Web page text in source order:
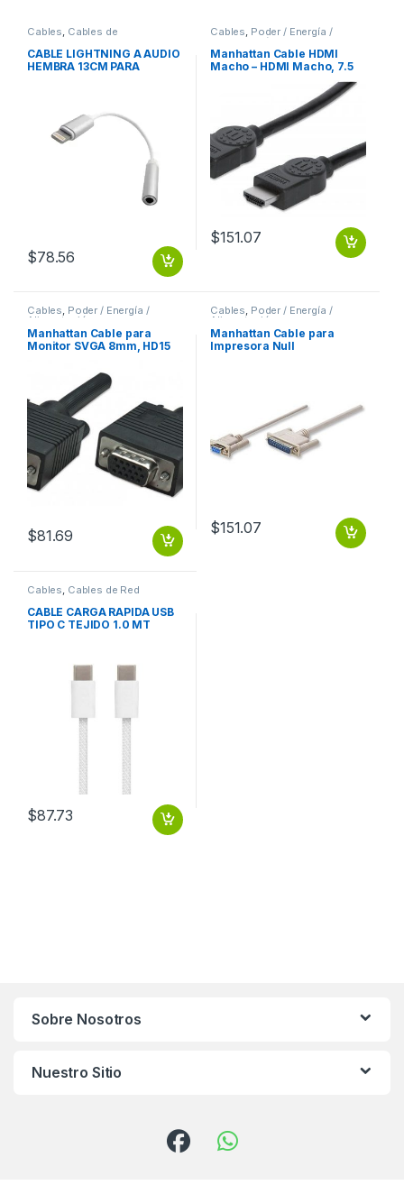
Cables Cables de
Computadora
CABLE LIGHTNING A AUDIO
HEMBRA 13CM PARA
$78.56
Cables Poder / Energía /
Alimentación
Manhattan Cable HDMI
Macho – HDMI Macho, 7.5
$151.07
Cables, Poder / Energía /
Alimentación
Manhattan Cable para
Monitor SVGA 8mm, HD15
Metros, Negro 8MM
MACHO-HEMBRA MONITOR
PROYECTOR
$81.69
Cables, Poder / Energía /
Alimentación
Manhattan Cable para
Impresora Null
$151.07
Cables Cables de Red
CABLE CARGA RAPIDA USB
TIPO C TEJIDO 1.0 MT
$87.73
Sobre Nosotros
Nuestro Sitio